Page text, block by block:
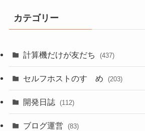
カテゴリー
計算機だけが友だち (437)
セルフホストのすゝめ (203)
開発日誌 (112)
ブログ運営 (83)